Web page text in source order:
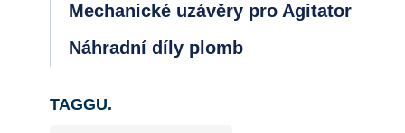
Mechanické uzávěry pro Agitator
Náhradní díly plomb
TAGGU.